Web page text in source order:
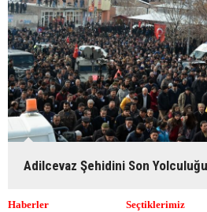
Adilcevaz Şehidini Son
Haberler Seçtiklerimiz